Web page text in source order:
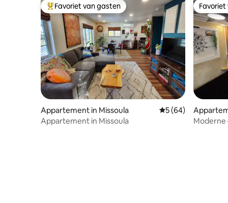
Topfavoriet van gasten
Favoriet van gasten
Appartement in Missoula Gemiddelde
5 (64)
Appartement in Missoula
Moderne